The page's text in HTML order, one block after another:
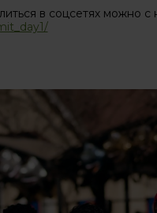
в соцсетях можно с